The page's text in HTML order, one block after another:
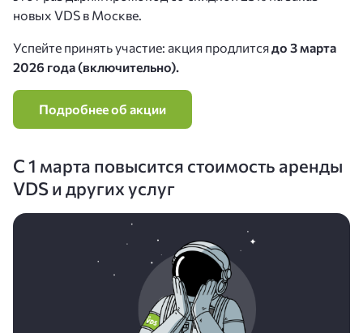
новых VDS в Москве.
Успейте принять участие: акция продлитсядо 3 марта
2026 года (включительно).
Подробнее об акции
C 1 марта повысится стоимость аренды
VDS и других услуг